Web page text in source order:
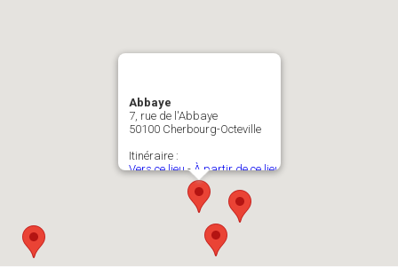
Abbaye
7, rue de l'Abbaye
50100 Cherbourg-Octeville
Itinéraire :
Vers ce lieu- À partir de ce lieu